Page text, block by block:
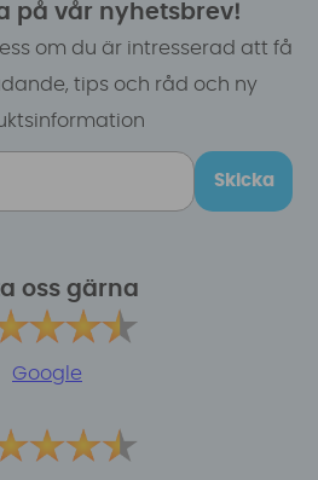
på vår nyhetsbrev!
om du är intresserad att få
tips och råd och ny
Skicka
oss gärna
Google